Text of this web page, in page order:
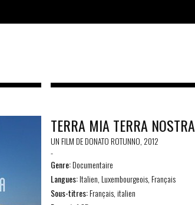
TERRA MIA TERRA NOSTRA
UN FILM DE DONATO ROTUNNO, 2012
-
Genre:Documentaire
Langues:Italien, Luxembourgeois, Français
Sous-titres:Français, italien